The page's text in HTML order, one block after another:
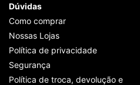
Dúvidas
Como comprar
Nossas Lojas
Política de privacidade
Segurança
Política de troca, devolução e